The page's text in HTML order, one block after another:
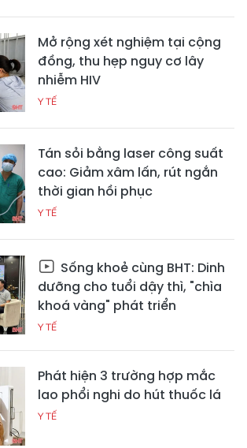
Mở rộng xét nghiệm tại cộng
đồng, thu hẹp nguy cơ lây
nhiễm HIV
Y TẾ
Tán sỏi bằng laser công suất
cao: Giảm xâm lấn, rút ngắn
thời gian hồi phục
Y TẾ
Sống khoẻ cùng BHT: Dinh
dưỡng cho tuổi dậy thì, "chìa
khoá vàng" phát triển
Y TẾ
Phát hiện 3 trường hợp mắc
lao phổi nghi do hút thuốc lá
Y TẾ